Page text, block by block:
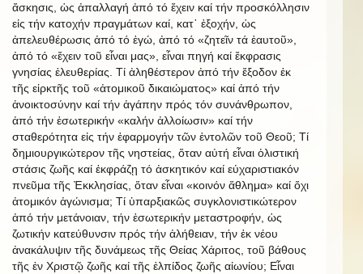
ἄσκησις, ὡς ἀπαλλαγή ἀπό τό ἔχειν καί τήν προσκόλλησιν
εἰς τήν κατοχήν πραγμάτων καί, κατ᾿ ἐξοχήν, ὡς
ἀπελευθέρωσις ἀπό τό ἐγώ, ἀπό τό «ζητεῖν τά ἑαυτοῦ»,
ἀπό τό «ἔχειν τοῦ εἶναι μας», εἶναι πηγή καί ἔκφρασις
γνησίας ἐλευθερίας. Τί ἀληθέστερον ἀπό τήν ἔξοδον ἐκ
τῆς εἱρκτῆς τοῦ «ἀτομικοῦ δικαιώματος» καί ἀπό τήν
ἀνοικτοσύνην καί τήν ἀγάπην πρός τόν συνάνθρωπον,
ἀπό τήν ἐσωτερικήν «καλήν ἀλλοίωσιν» καί τήν
σταθερότητα εἰς τήν ἐφαρμογήν τῶν ἐντολῶν τοῦ Θεοῦ; Τί
δημιουργικώτερον τῆς νηστείας, ὅταν αὐτή εἶναι ὁλιστική
στάσις ζωῆς καί ἐκφράζῃ τό ἀσκητικόν καί εὐχαριστιακόν
πνεῦμα τῆς Ἐκκλησίας, ὅταν εἶναι «κοινόν ἄθλημα» καί ὄχι
ἀτομικόν ἀγώνισμα; Τί ὑπαρξιακῶς συγκλονιστικώτερον
ἀπό τήν μετάνοιαν, τήν ἐσωτερικήν μεταστροφήν, ὡς
ζωτικήν κατεύθυνσιν πρός τήν ἀλήθειαν, τήν ἐκ νέου
ἀνακάλυψιν τῆς δυνάμεως τῆς Θείας Χάριτος, τοῦ βάθους
τῆς ἐν Χριστῷ ζωῆς καί τῆς ἐλπίδος ζωῆς αἰωνίου; Εἶναι